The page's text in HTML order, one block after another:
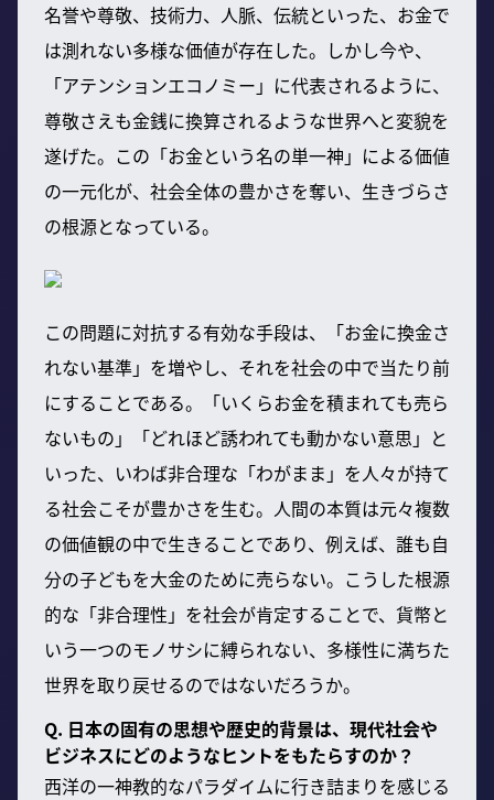
名誉や尊敬、技術力、人脈、伝統といった、お金で
は測れない多様な価値が存在した。しかし今や、
「アテンションエコノミー」に代表されるように、
尊敬さえも金銭に換算されるような世界へと変貌を
遂げた。この「お金という名の単一神」による価値
の一元化が、社会全体の豊かさを奪い、生きづらさ
の根源となっている。
この問題に対抗する有効な手段は、「お金に換金さ
れない基準」を増やし、それを社会の中で当たり前
にすることである。「いくらお金を積まれても売ら
ないもの」「どれほど誘われても動かない意思」と
いった、いわば非合理な「わがまま」を人々が持て
る社会こそが豊かさを生む。人間の本質は元々複数
の価値観の中で生きることであり、例えば、誰も自
分の子どもを大金のために売らない。こうした根源
的な「非合理性」を社会が肯定することで、貨幣と
いう一つのモノサシに縛られない、多様性に満ちた
世界を取り戻せるのではないだろうか。
Q. 日本の固有の思想や歴史的背景は、現代社会や
ビジネスにどのようなヒントをもたらすのか？
西洋の一神教的なパラダイムに行き詰まりを感じる